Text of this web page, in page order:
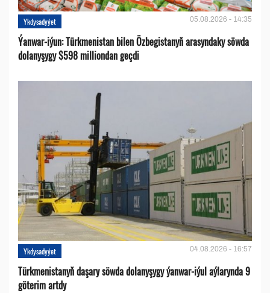
Ykdysadyýet 05.08.2026 - 14:35
Ýanwar-iýun: Türkmenistan bilen Özbegistanyň arasyndaky söwda
dolanyşygy $598 milliondan geçdi
Ykdysadyýet 04.08.2026 - 16:57
Türkmenistanyň daşary söwda dolanyşygy ýanwar-iýul aýlarynda 9
göterim artdy